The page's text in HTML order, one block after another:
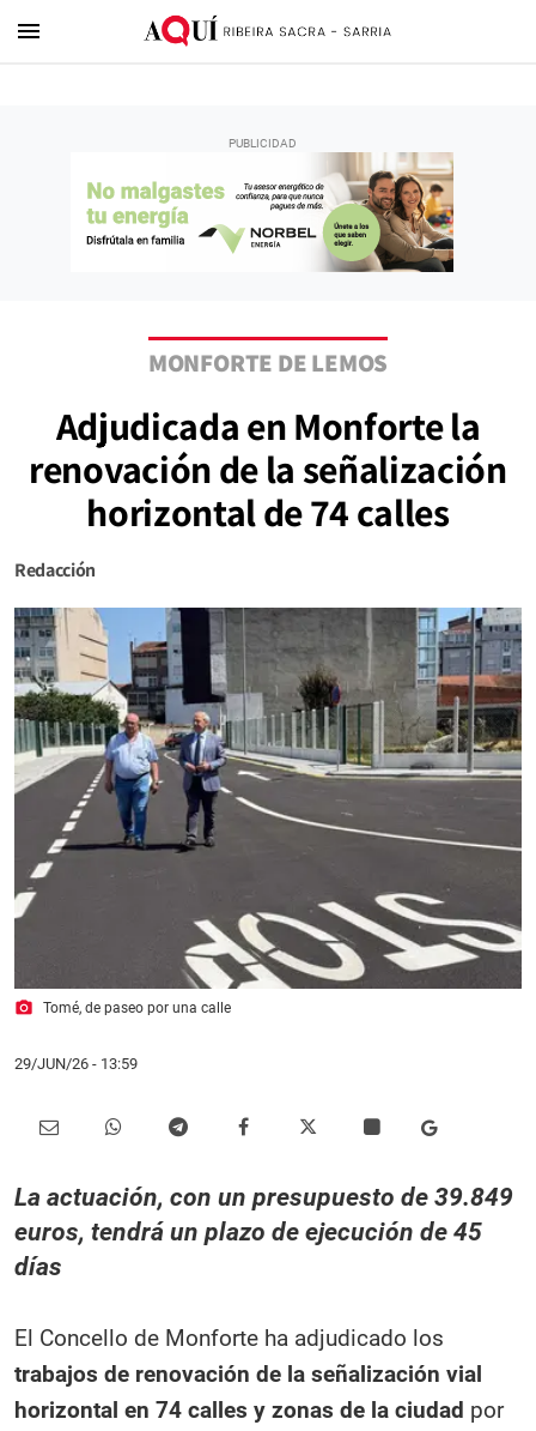
menu
MONFORTE DE LEMOS
Adjudicada en Monforte la
renovación de la señalización
horizontal de 74 calles
Redacción
photo_camera Tomé, de paseo por una calle
29/JUN/26 - 13:59
La actuación, con un presupuesto de 39.849
euros, tendrá un plazo de ejecución de 45
días
El Concello de Monforte ha adjudicado los
trabajos de renovación de la señalización vial
horizontal en 74 calles y zonas de la ciudad por